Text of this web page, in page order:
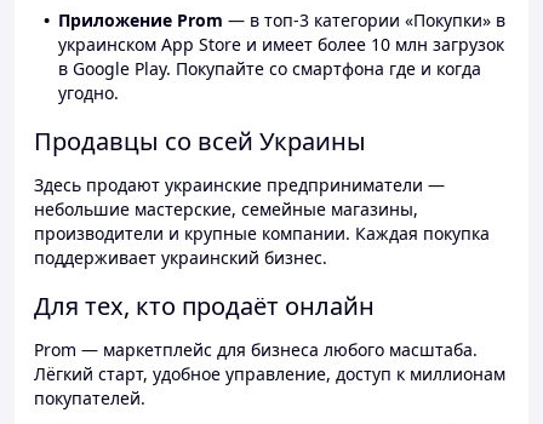
Приложение Prom — в топ-3 категории «Покупки» в
украинском App Store и имеет более 10 млн загрузок
в Google Play. Покупайте со смартфона где и когда
угодно.
Продавцы со всей Украины
Здесь продают украинские предприниматели —
небольшие мастерские, семейные магазины,
производители и крупные компании. Каждая покупка
поддерживает украинский бизнес.
Для тех, кто продаёт онлайн
Prom — маркетплейс для бизнеса любого масштаба.
Лёгкий старт, удобное управление, доступ к миллионам
покупателей.